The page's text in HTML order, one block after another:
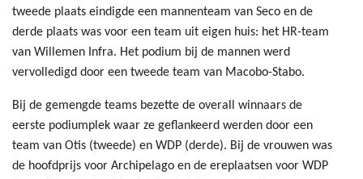
tweede plaats eindigde een mannenteam van Seco en de
derde plaats was voor een team uit eigen huis: het HR-team
van Willemen Infra. Het podium bij de mannen werd
vervolledigd door een tweede team van Macobo-Stabo.
Bij de gemengde teams bezette de overall winnaars de
eerste podiumplek waar ze geflankeerd werden door een
team van Otis (tweede) en WDP (derde). Bij de vrouwen was
de hoofdprijs voor Archipelago en de ereplaatsen voor WDP